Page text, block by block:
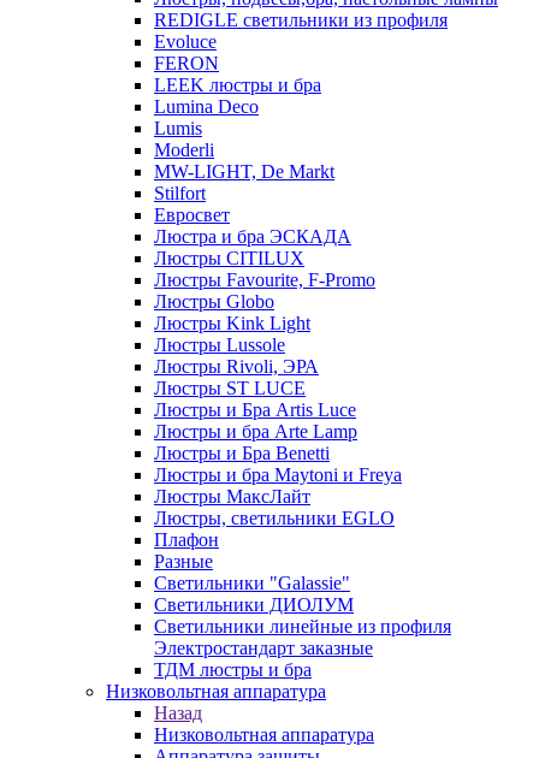
REDIGLE светильники из профиля
Evoluce
FERON
LEEK люстры и бра
Lumina Deco
Lumis
Moderli
MW-LIGHT, De Markt
Stilfort
Евросвет
Люстра и бра ЭСКАДА
Люстры CITILUX
Люстры Favourite, F-Promo
Люстры Globo
Люстры Kink Light
Люстры Lussole
Люстры Rivoli, ЭРА
Люстры ST LUCE
Люстры и Бра Artis Luce
Люстры и бра Arte Lamp
Люстры и Бра Benetti
Люстры и бра Maytoni и Freya
Люстры МаксЛайт
Люстры, светильники EGLO
Плафон
Разные
Светильники "Galassie"
Светильники ДИОЛУМ
Светильники линейные из профиля
Электростандарт заказные
ТДМ люстры и бра
Низковольтная аппаратура
Назад
Низковольтная аппаратура